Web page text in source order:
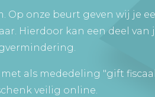
Op onze beurt geven wij je
Hierdoor kan een deel van
met als mededeling "gift
veilig online.